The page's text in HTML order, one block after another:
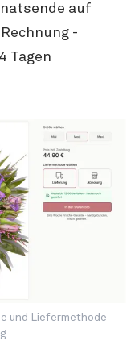
auf
-
Tagen
und Liefermethode